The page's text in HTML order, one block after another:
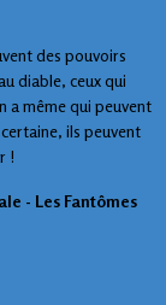
des pouvoirs
diable, ceux qui
a même qui peuvent
ils peuvent
!
- Les Fantômes